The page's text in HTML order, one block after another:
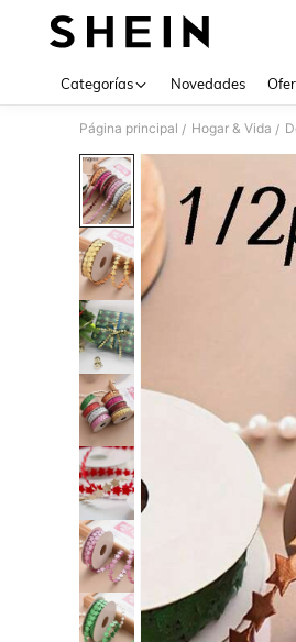
Categorías Novedades
Página principal / Hogar & Vida /